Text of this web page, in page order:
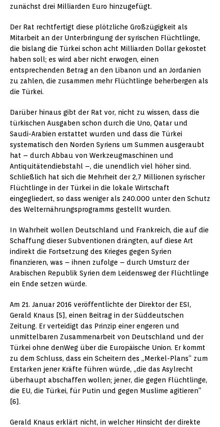
zunächst drei Milliarden Euro hinzugefügt.
Der Rat rechtfertigt diese plötzliche Großzügigkeit als
Mitarbeit an der Unterbringung der syrischen Flüchtlinge,
die bislang die Türkei schon acht Milliarden Dollar gekostet
haben soll; es wird aber nicht erwogen, einen
entsprechenden Betrag an den Libanon und an Jordanien
zu zahlen, die zusammen mehr Flüchtlinge beherbergen als
die Türkei.
Darüber hinaus gibt der Rat vor, nicht zu wissen, dass die
türkischen Ausgaben schon durch die Uno, Qatar und
Saudi-Arabien erstattet wurden und dass die Türkei
systematisch den Norden Syriens um Summen ausgeraubt
hat – durch Abbau von Werkzeugmaschinen und
Antiquitätendiebstahl –, die unendlich viel höher sind.
Schließlich hat sich die Mehrheit der 2,7 Millionen syrischer
Flüchtlinge in der Türkei in die lokale Wirtschaft
eingegliedert, so dass weniger als 240.000 unter den Schutz
des Welternährungsprogramms gestellt wurden.
In Wahrheit wollen Deutschland und Frankreich, die auf die
Schaffung dieser Subventionen drängten, auf diese Art
indirekt die Fortsetzung des Krieges gegen Syrien
finanzieren, was – ihnen zufolge – durch Umsturz der
Arabischen Republik Syrien dem Leidensweg der Flüchtlinge
ein Ende setzen würde.
Am 21. Januar 2016 veröffentlichte der Direktor der ESI,
Gerald Knaus [5], einen Beitrag in der Süddeutschen
Zeitung. Er verteidigt das Prinzip einer engeren und
unmittelbaren Zusammenarbeit von Deutschland und der
Türkei ohne denWeg über die Europäische Union. Er kommt
zu dem Schluss, dass ein Scheitern des „Merkel-Plans“ zum
Erstarken jener Kräfte führen würde, „die das Asylrecht
überhaupt abschaffen wollen; jener, die gegen Flüchtlinge,
die EU, die Türkei, für Putin und gegen Muslime agitieren“
[6].
Gerald Knaus erklärt nicht, in welcher Hinsicht der direkte